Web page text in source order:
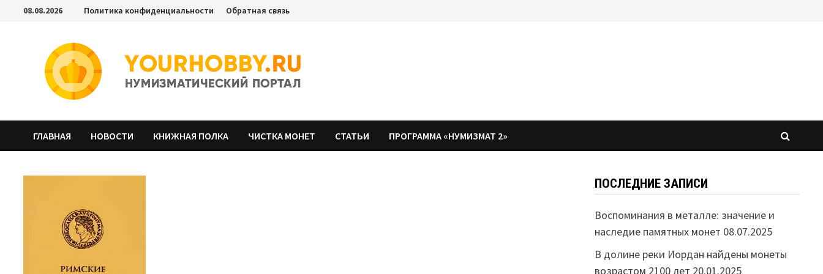
Перейти
содержимому
08.08.2026 Политика конфиденциальности Обратная связь
ГЛАВНАЯ НОВОСТИ КНИЖНАЯ ПОЛКА ЧИСТКА МОНЕТ СТАТЬИ ПРОГРАММА «НУМИЗМАТ 2»
ПОСЛЕДНИЕ ЗАПИСИ
Воспоминания в металле: значение и
наследие памятных монет 08.07.2025
В долине реки Иордан найдены монеты
возрастом 2100 лет 20.01.2025